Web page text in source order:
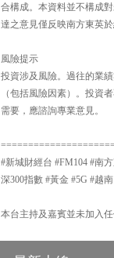
合構成。本資料並不構成
達之意見僅反映南方東英
風險提示
投資涉及風險。過往的業
（包括風險因素）。投資
需要，應諮詢專業意見。
#新城財經台 #FM104 #南
深300指數 #黃金 #5G #越南
本台主持及嘉賓並未加入